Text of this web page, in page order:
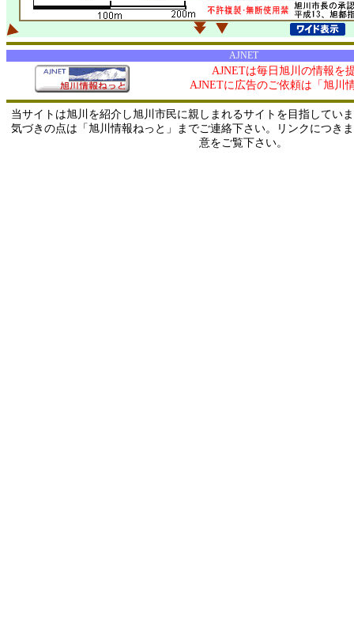
AJNET
AJNETは毎日旭川の情報を
AJNETに広告のご依頼は「旭川
当サイトは旭川を紹介し旭川市民に親しまれるサイトを目指してい
気づきの点は「旭川情報ねっと」までご連絡下さい。リンクにつき
意をご覧下さい。